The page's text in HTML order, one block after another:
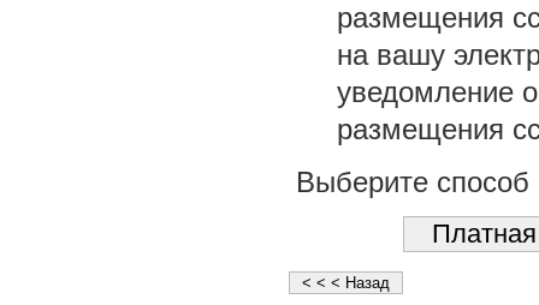
размещения
на вашу
уведомление
размещения
Выберите способ